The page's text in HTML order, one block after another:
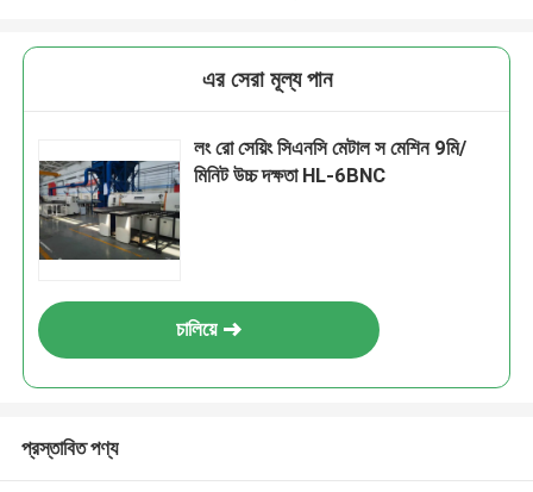
এর সেরা মূল্য পান
লং রো সেয়িং সিএনসি মেটাল স মেশিন 9মি/
মিনিট উচ্চ দক্ষতা HL-6BNC
চালিয়ে
প্রস্তাবিত পণ্য